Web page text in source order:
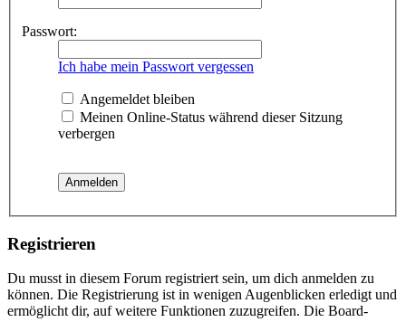
Passwort:
Ich habe mein Passwort vergessen
Angemeldet bleiben
Meinen Online-Status während dieser Sitzung
verbergen
Registrieren
Du musst in diesem Forum registriert sein, um dich anmelden zu
können. Die Registrierung ist in wenigen Augenblicken erledigt und
ermöglicht dir, auf weitere Funktionen zuzugreifen. Die Board-